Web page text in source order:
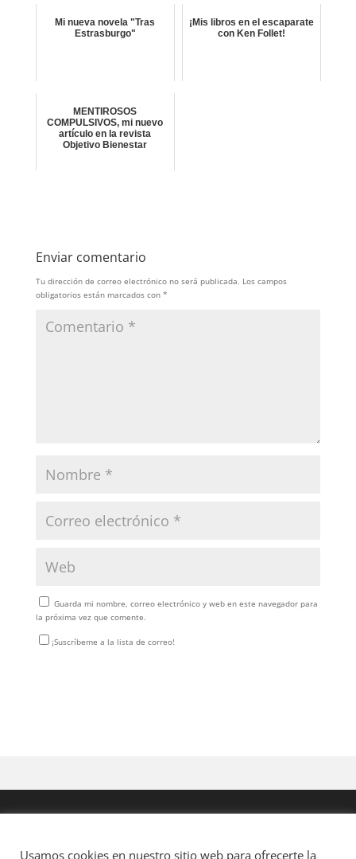
Mi nueva novela "Tras
Estrasburgo"
¡Mis libros en el escaparate
con Ken Follet!
MENTIROSOS
COMPULSIVOS, mi nuevo
artículo en la revista
Objetivo Bienestar
Enviar comentario
Tu dirección de correo electrónico no será publicada. Los campos
obligatorios están marcados con *
Guarda mi nombre, correo electrónico y web en este navegador para
la próxima vez que comente.
¡Suscríbeme a la lista de correo!
Usamos cookies en nuestro sitio web para ofrecerte la